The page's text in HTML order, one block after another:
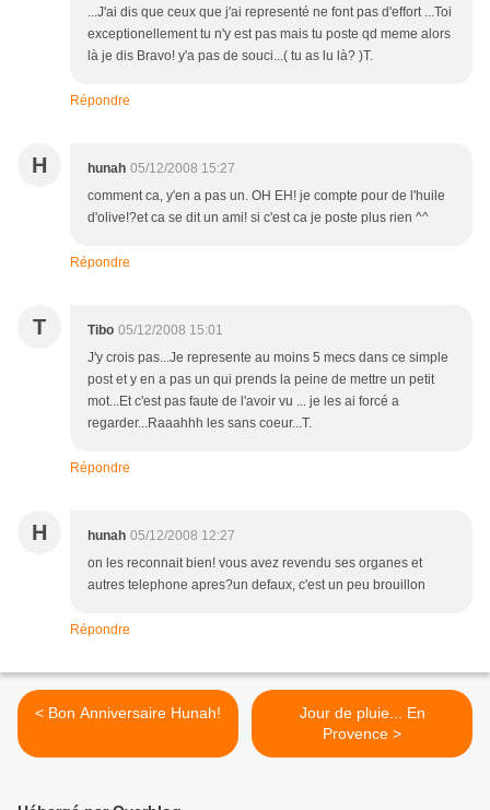
...J'ai dis que ceux que j'ai representé ne font pas d'effort ...Toi
exceptionellement tu n'y est pas mais tu poste qd meme alors
là je dis Bravo! y'a pas de souci...( tu as lu là? )T.
Répondre
H hunah 05/12/2008 15:27
comment ca, y'en a pas un. OH EH! je compte pour de l'huile
d'olive!?et ca se dit un ami! si c'est ca je poste plus rien ^^
Répondre
T Tibo 05/12/2008 15:01
J'y crois pas...Je represente au moins 5 mecs dans ce simple
post et y en a pas un qui prends la peine de mettre un petit
mot...Et c'est pas faute de l'avoir vu ... je les ai forcé a
regarder...Raaahhh les sans coeur...T.
Répondre
H hunah 05/12/2008 12:27
on les reconnait bien! vous avez revendu ses organes et
autres telephone apres?un defaux, c'est un peu brouillon
Répondre
< Bon Anniversaire Hunah!
Jour de pluie... En
Provence >